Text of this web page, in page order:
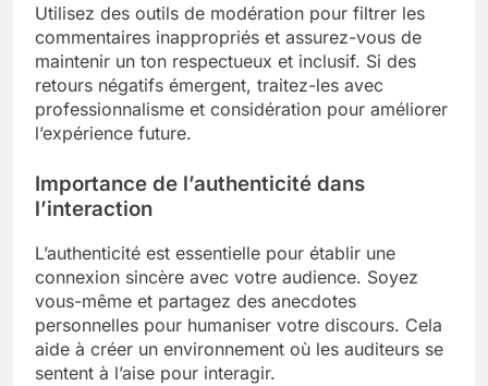
Utilisez des outils de modération pour filtrer les
commentaires inappropriés et assurez-vous de
maintenir un ton respectueux et inclusif. Si des
retours négatifs émergent, traitez-les avec
professionnalisme et considération pour améliorer
l’expérience future.
Importance de l’authenticité dans
l’interaction
L’authenticité est essentielle pour établir une
connexion sincère avec votre audience. Soyez
vous-même et partagez des anecdotes
personnelles pour humaniser votre discours. Cela
aide à créer un environnement où les auditeurs se
sentent à l’aise pour interagir.